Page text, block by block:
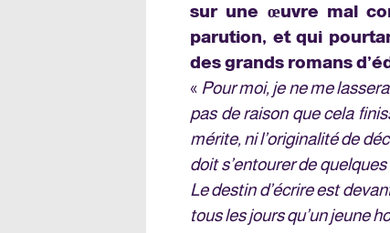
sur une œuvre mal
parution, et qui
des grands romans
« Pour moi, je ne me
pas de raison que cela
mérite, ni l’originalité de
doit s’entourer de
Le destin d’écrire est
tous les jours qu’un jeune